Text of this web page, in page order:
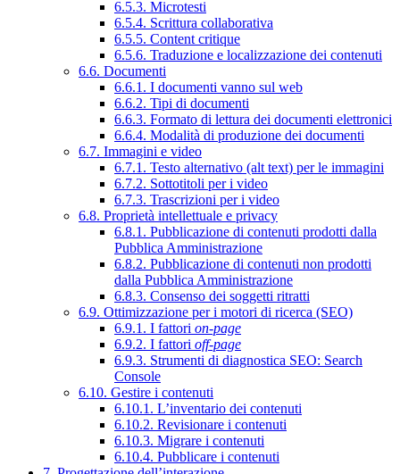
6.5.3. Microtesti
6.5.4. Scrittura collaborativa
6.5.5. Content critique
6.5.6. Traduzione e localizzazione dei contenuti
6.6. Documenti
6.6.1. I documenti vanno sul web
6.6.2. Tipi di documenti
6.6.3. Formato di lettura dei documenti elettronici
6.6.4. Modalità di produzione dei documenti
6.7. Immagini e video
6.7.1. Testo alternativo (alt text) per le immagini
6.7.2. Sottotitoli per i video
6.7.3. Trascrizioni per i video
6.8. Proprietà intellettuale e privacy
6.8.1. Pubblicazione di contenuti prodotti dalla
Pubblica Amministrazione
6.8.2. Pubblicazione di contenuti non prodotti
dalla Pubblica Amministrazione
6.8.3. Consenso dei soggetti ritratti
6.9. Ottimizzazione per i motori di ricerca (SEO)
6.9.1. I fattori on-page
6.9.2. I fattori off-page
6.9.3. Strumenti di diagnostica SEO: Search
Console
6.10. Gestire i contenuti
6.10.1. L’inventario dei contenuti
6.10.2. Revisionare i contenuti
6.10.3. Migrare i contenuti
6.10.4. Pubblicare i contenuti